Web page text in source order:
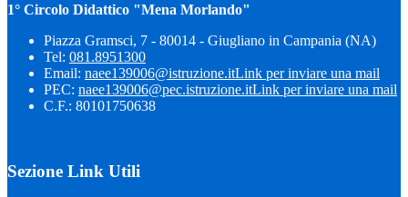
1° Circolo Didattico "Mena Morlando"
Piazza Gramsci, 7 - 80014 - Giugliano in Campania (NA)
Tel: 081.8951300
Email: naee139006@istruzione.itLink per inviare una mail
PEC: naee139006@pec.istruzione.itLink per inviare una mail
C.F.: 80101750638
Sezione Link Utili